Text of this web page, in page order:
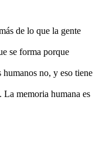
de lo que la gente
se forma porque
no, y eso tiene
La memoria humana es